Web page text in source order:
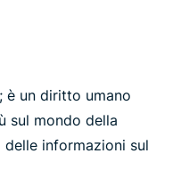
è un diritto umano
sul mondo della
informazioni sul